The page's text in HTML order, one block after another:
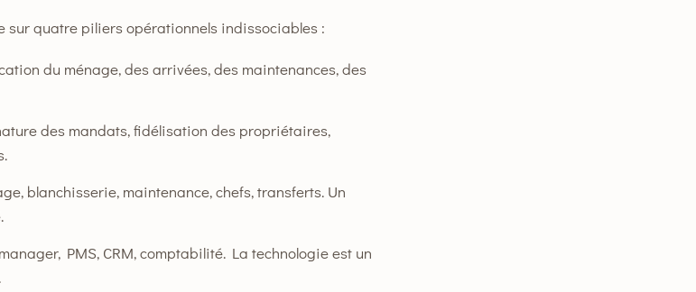
sur quatre piliers opérationnels indissociables :
du ménage, des arrivées, des maintenances, des
des mandats, fidélisation des propriétaires,
blanchisserie, maintenance, chefs, transferts. Un
PMS, CRM, comptabilité. La technologie est un